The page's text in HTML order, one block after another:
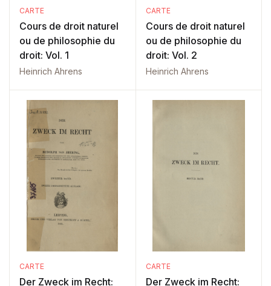
CARTE
Cours de droit naturel
ou de philosophie du
droit: Vol. 1
Heinrich Ahrens
CARTE
Cours de droit naturel
ou de philosophie du
droit: Vol. 2
Heinrich Ahrens
CARTE
Der Zweck im Recht:
CARTE
Der Zweck im Recht: